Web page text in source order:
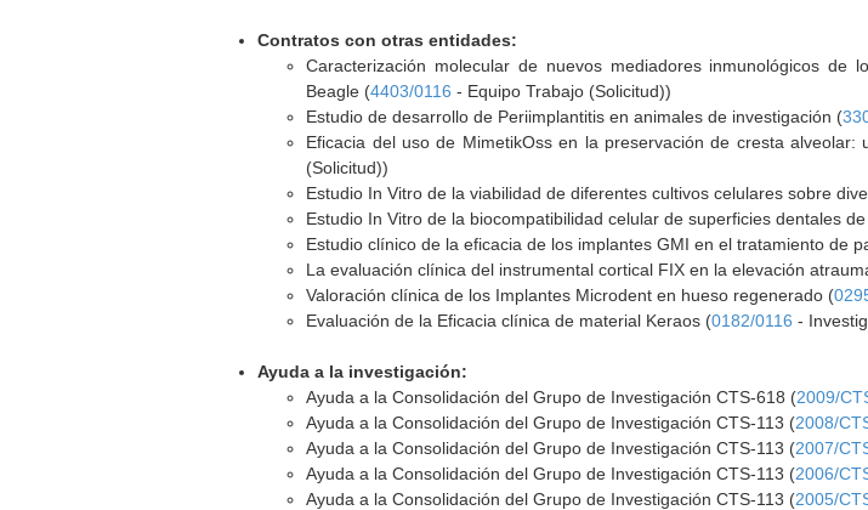
Contratos con otras entidades:
Caracterización molecular de nuevos mediadores inmunológicos
Beagle (4403/0116 - Equipo Trabajo (Solicitud))
Estudio de desarrollo de Periimplantitis en animales de investigación (
Eficacia del uso de MimetikOss en la preservación de cresta
(Solicitud))
Estudio In Vitro de la viabilidad de diferentes cultivos celulares sobre
Estudio In Vitro de la biocompatibilidad celular de superficies dentales
Estudio clínico de la eficacia de los implantes GMI en el tratamiento de
La evaluación clínica del instrumental cortical FIX en la elevación
Valoración clínica de los Implantes Microdent en hueso regenerado (
Evaluación de la Eficacia clínica de material Keraos (0182/0116 -
Ayuda a la investigación:
Ayuda a la Consolidación del Grupo de Investigación CTS-618 (2009/
Ayuda a la Consolidación del Grupo de Investigación CTS-113 (2008/
Ayuda a la Consolidación del Grupo de Investigación CTS-113 (2007/
Ayuda a la Consolidación del Grupo de Investigación CTS-113 (2006/
Ayuda a la Consolidación del Grupo de Investigación CTS-113 (2005/